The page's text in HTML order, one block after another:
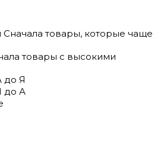
Сначала товары, которые чаще
товары с высокими
до Я
до А